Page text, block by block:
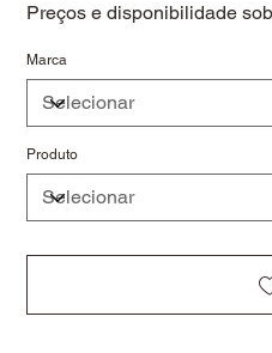
Preços e disponibilidade
Marca
Produto